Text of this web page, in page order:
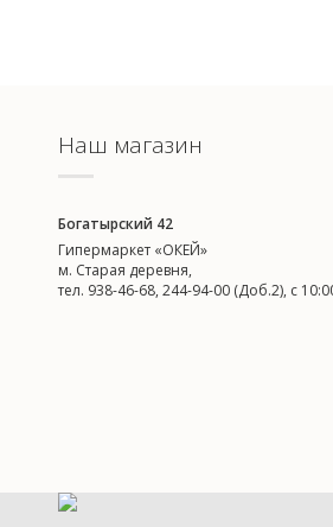
Наш магазин
Богатырский 42
Гипермаркет «ОКЕЙ»
м. Старая деревня,
тел. 938-46-68, 244-94-00 (Доб.2), c